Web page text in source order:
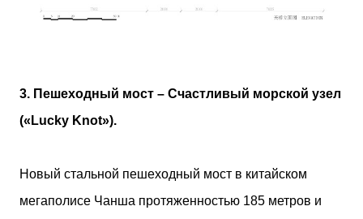
3. Пешеходный мост – Счастливый морской узел
(«Lucky Knot»).
Новый стальной пешеходный мост в китайском
мегаполисе Чанша протяженностью 185 метров и